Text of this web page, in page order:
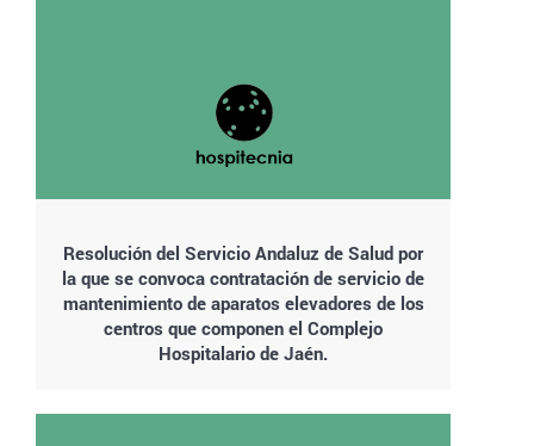
Resolución del Servicio Andaluz de Salud por
la que se convoca contratación de servicio de
mantenimiento de aparatos elevadores de los
centros que componen el Complejo
Hospitalario de Jaén.